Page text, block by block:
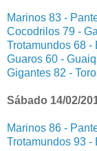
Marinos 83 -
Cocodrilos 79 -
Trotamundos 68 -
Guaros 60 -
Gigantes 82 -
Sábado 14/02/
Marinos 86 -
Trotamundos 93 -